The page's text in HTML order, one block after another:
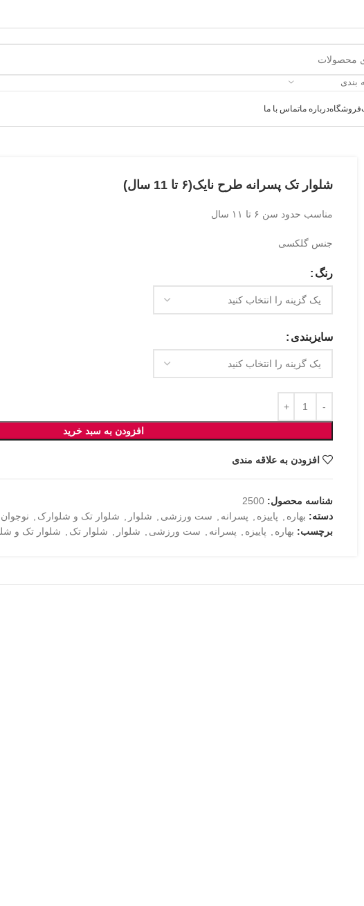
بندی
فروشگاهدرباره ماتماس با ما
شلوار تک پسرانه طرح نایک(۶ تا 11 سال)
مناسب حدود سن ۶ تا ۱۱ سال
جنس گلکسی
رنگ
سایزبندی
افزودن به سبد خرید
افزودن به علاقه مندی
شناسه محصول: 2500
دسته: بهاره پاییزه پسرانه ست ورزشی شلوار شلوار تک و شلوارک
نوجوان
برچسب: بهاره پاییزه پسرانه ست ورزشی شلوار شلوار تک شلوار تک و